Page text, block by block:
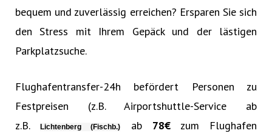
bequem und zuverlässig erreichen? Ersparen Sie sich
den Stress mit Ihrem Gepäck und der lästigen
Parkplatzsuche.
Flughafentransfer-24h befördert Personen zu
Festpreisen (z.B. Airportshuttle-Service ab
z.B.Lichtenberg (Fischb.) ab 78€‎zum Flughafen